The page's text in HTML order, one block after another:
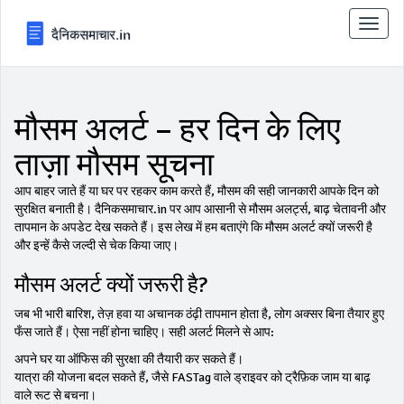
टॉगल
से
मौसम अलर्ट – हर दिन के लिए
ताज़ा मौसम सूचना
आप बाहर जाते हैं या घर पर रहकर काम करते हैं, मौसम की सही जानकारी आपके दिन को
सुरक्षित बनाती है। दैनिकसमाचार.in पर आप आसानी से मौसम अलर्ट्स, बाढ़ चेतावनी और
तापमान के अपडेट देख सकते हैं। इस लेख में हम बताएंगे कि मौसम अलर्ट क्यों जरूरी है
और इन्हें कैसे जल्दी से चेक किया जाए।
मौसम अलर्ट क्यों जरूरी है?
जब भी भारी बारिश, तेज़ हवा या अचानक ठंढ़ी तापमान होता है, लोग अक्सर बिना तैयार हुए
फँस जाते हैं। ऐसा नहीं होना चाहिए। सही अलर्ट मिलने से आप:
अपने घर या ऑफिस की सुरक्षा की तैयारी कर सकते हैं।
यात्रा की योजना बदल सकते हैं, जैसे FASTag वाले ड्राइवर को ट्रैफ़िक जाम या बाढ़
वाले रूट से बचना।